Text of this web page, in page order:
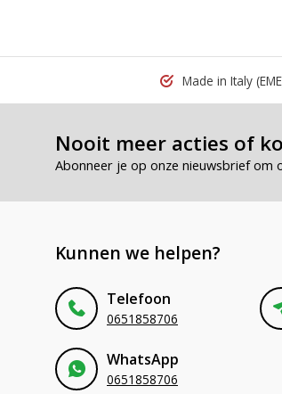
Made in Italy
Nooit meer acties of
Abonneer je op onze nieuwsbrief om
Kunnen we helpen?
Telefoon
0651858706
WhatsApp
0651858706